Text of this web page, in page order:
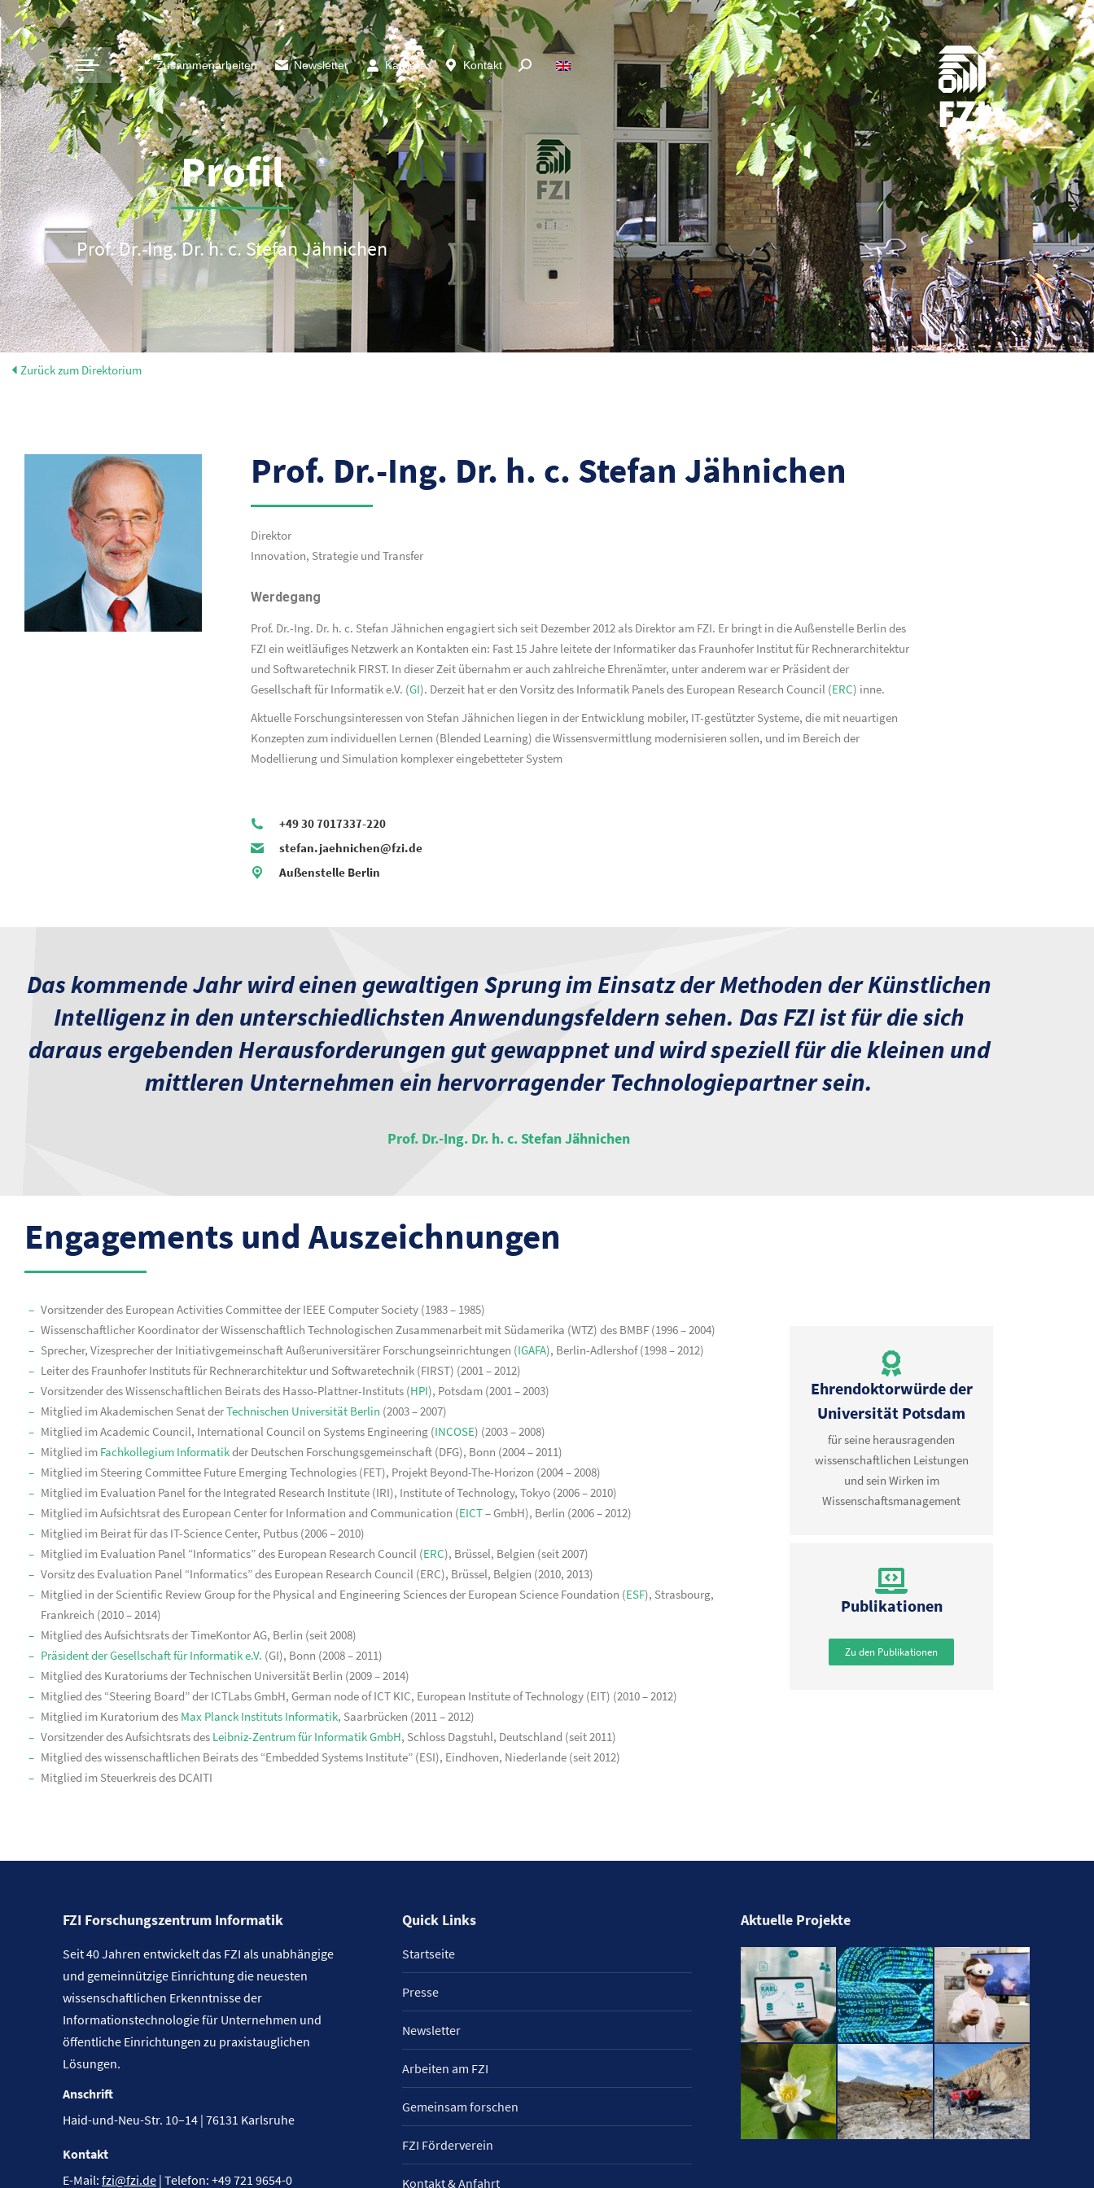
Zusammenarbeiten Newsletter Karriere Kontakt
Profil
Prof. Dr.-Ing. Dr. h. c. Stefan Jähnichen
Zurück zum Direktorium
Prof. Dr.-Ing. Dr. h. c. Stefan Jähnichen
Direktor
Innovation, Strategie und Transfer
Werdegang
Prof. Dr.-Ing. Dr. h. c. Stefan Jähnichen engagiert sich seit Dezember 2012 als Direktor am FZI. Er bringt in die Außenstelle Berlin des
FZI ein weitläufiges Netzwerk an Kontakten ein: Fast 15 Jahre leitete der Informatiker das Fraunhofer Institut für Rechnerarchitektur
und Softwaretechnik FIRST. In dieser Zeit übernahm er auch zahlreiche Ehrenämter, unter anderem war er Präsident der
Gesellschaft für Informatik e.V. (GI). Derzeit hat er den Vorsitz des Informatik Panels des European Research Council (ERC) inne.
Aktuelle Forschungsinteressen von Stefan Jähnichen liegen in der Entwicklung mobiler, IT-gestützter Systeme, die mit neuartigen
Konzepten zum individuellen Lernen (Blended Learning) die Wissensvermittlung modernisieren sollen, und im Bereich der
Modellierung und Simulation komplexer eingebetteter System
+49 30 7017337-220
stefan.jaehnichen@fzi.de
Außenstelle Berlin
Das kommende Jahr wird einen gewaltigen Sprung im Einsatz der Methoden der Künstlichen
Intelligenz in den unterschiedlichsten Anwendungsfeldern sehen. Das FZI ist für die sich
daraus ergebenden Herausforderungen gut gewappnet und wird speziell für die kleinen und
mittleren Unternehmen ein hervorragender Technologiepartner sein.
Prof. Dr.-Ing. Dr. h. c. Stefan Jähnichen
Engagements und Auszeichnungen
Vorsitzender des European Activities Committee der IEEE Computer Society (1983 – 1985)
Wissenschaftlicher Koordinator der Wissenschaftlich Technologischen Zusammenarbeit mit Südamerika (WTZ) des BMBF (1996 – 2004)
Sprecher, Vizesprecher der Initiativgemeinschaft Außeruniversitärer Forschungseinrichtungen (IGAFA), Berlin-Adlershof (1998 – 2012)
Leiter des Fraunhofer Instituts für Rechnerarchitektur und Softwaretechnik (FIRST) (2001 – 2012)
Vorsitzender des Wissenschaftlichen Beirats des Hasso-Plattner-Instituts (HPI), Potsdam (2001 – 2003)
Mitglied im Akademischen Senat derTechnischen Universität Berlin (2003 – 2007)
Mitglied im Academic Council, International Council on Systems Engineering (INCOSE) (2003 – 2008)
Mitglied im Fachkollegium Informatikder Deutschen Forschungsgemeinschaft (DFG), Bonn (2004 – 2011)
Mitglied im Steering Committee Future Emerging Technologies (FET), Projekt Beyond-The-Horizon (2004 – 2008)
Mitglied im Evaluation Panel for the Integrated Research Institute (IRI), Institute of Technology, Tokyo (2006 – 2010)
Mitglied im Aufsichtsrat des European Center for Information and Communication (EICT– GmbH), Berlin (2006 – 2012)
Mitglied im Beirat für das IT-Science Center, Putbus (2006 – 2010)
Mitglied im Evaluation Panel “Informatics” des European Research Council (ERC), Brüssel, Belgien (seit 2007)
Vorsitz des Evaluation Panel “Informatics” des European Research Council (ERC), Brüssel, Belgien (2010, 2013)
Mitglied in der Scientific Review Group for the Physical and Engineering Sciences der European Science Foundation (ESF), Strasbourg,
Frankreich (2010 – 2014)
Mitglied des Aufsichtsrats der TimeKontor AG, Berlin (seit 2008)
Präsident der Gesellschaft für Informatik e.V. (GI), Bonn (2008 – 2011)
Mitglied des Kuratoriums der Technischen Universität Berlin (2009 – 2014)
Mitglied des “Steering Board” der ICTLabs GmbH, German node of ICT KIC, European Institute of Technology (EIT) (2010 – 2012)
Mitglied im Kuratorium des Max Planck Instituts Informatik, Saarbrücken (2011 – 2012)
Vorsitzender des Aufsichtsrats des Leibniz-Zentrum für Informatik GmbH, Schloss Dagstuhl, Deutschland (seit 2011)
Mitglied des wissenschaftlichen Beirats des “Embedded Systems Institute” (ESI), Eindhoven, Niederlande (seit 2012)
Mitglied im Steuerkreis des DCAITI
Ehrendoktorwürde der
Universität Potsdam
für seine herausragenden
wissenschaftlichen Leistungen
und sein Wirken im
Wissenschaftsmanagement
Publikationen
Zu den Publikationen
FZI Forschungszentrum Informatik
Seit 40 Jahren entwickelt das FZI als unabhängige
und gemeinnützige Einrichtung die neuesten
wissenschaftlichen Erkenntnisse der
Informationstechnologie für Unternehmen und
öffentliche Einrichtungen zu praxistauglichen
Lösungen.
Anschrift
Haid-und-Neu-Str. 10–14 | 76131 Karlsruhe
Kontakt
E-Mail: fzi@fzi.de | Telefon: +49 721 9654-0
Quick Links
Startseite
Presse
Newsletter
Arbeiten am FZI
Gemeinsam forschen
FZI Förderverein
Kontakt & Anfahrt
Aktuelle Projekte